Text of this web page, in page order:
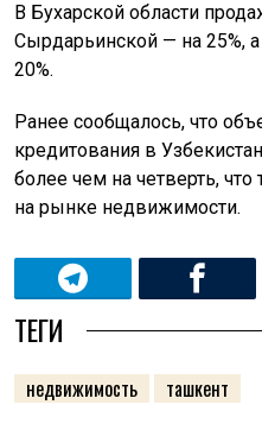
В Бухарской области
Сырдарьинской — на 25%,
20%.
Ранее сообщалось, что
кредитования в
более чем на четверть,
на рынке недвижимости.
ТЕГИ
недвижимость ташкент